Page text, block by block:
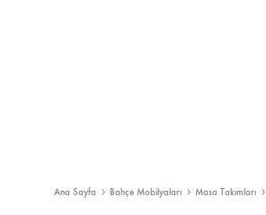
Masalar
Ana Sayfa Bahçe Mobilyaları Masa Takımları